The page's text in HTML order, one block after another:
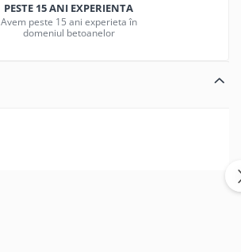
PESTE 15 ANI EXPERIENTA
Avem peste 15 ani experieta în
domeniul betoanelor